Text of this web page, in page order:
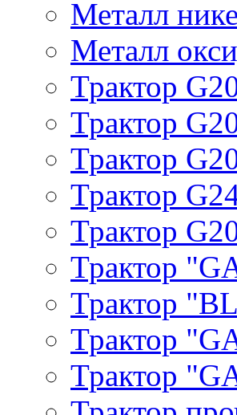
Металл
Металл
Трактор
Трактор
Трактор
Трактор
Трактор
Трактор
Трактор
Трактор
Трактор